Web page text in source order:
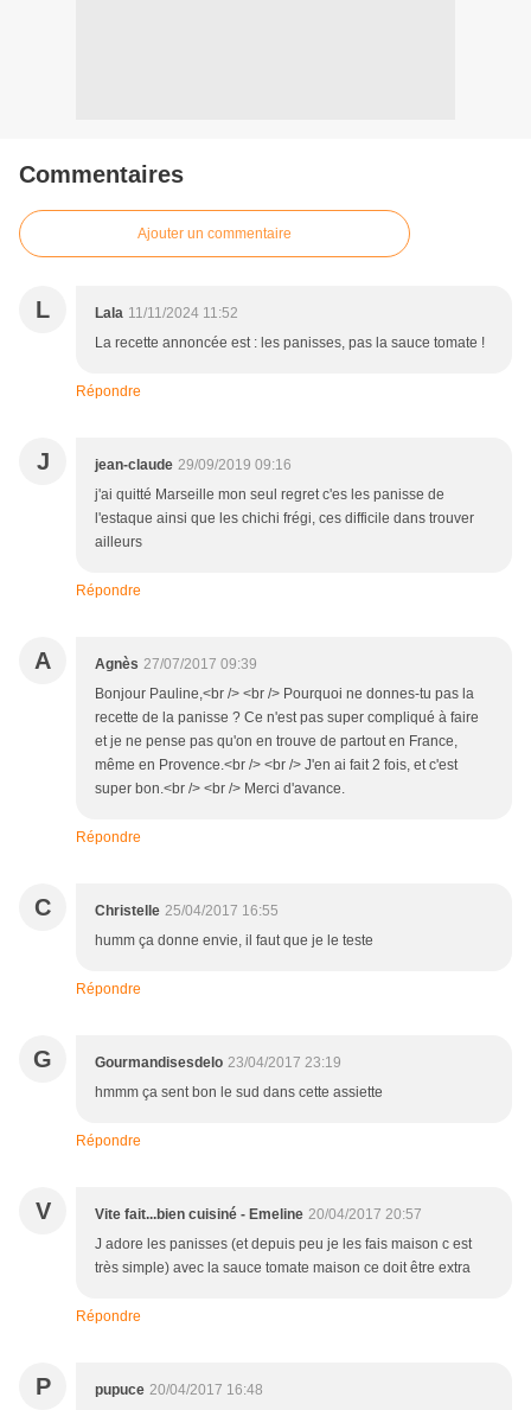
Commentaires
Ajouter un commentaire
L Lala 11/11/2024 11:52
La recette annoncée est : les panisses, pas la sauce tomate !
Répondre
J jean-claude 29/09/2019 09:16
j'ai quitté Marseille mon seul regret c'es les panisse de
l'estaque ainsi que les chichi frégi, ces difficile dans trouver
ailleurs
Répondre
A Agnès 27/07/2017 09:39
Bonjour Pauline,<br /> <br /> Pourquoi ne donnes-tu pas la
recette de la panisse ? Ce n'est pas super compliqué à faire
et je ne pense pas qu'on en trouve de partout en France,
même en Provence.<br /> <br /> J'en ai fait 2 fois, et c'est
super bon.<br /> <br /> Merci d'avance.
Répondre
C Christelle 25/04/2017 16:55
humm ça donne envie, il faut que je le teste
Répondre
G Gourmandisesdelo 23/04/2017 23:19
hmmm ça sent bon le sud dans cette assiette
Répondre
V Vite fait...bien cuisiné - Emeline 20/04/2017 20:57
J adore les panisses (et depuis peu je les fais maison c est
très simple) avec la sauce tomate maison ce doit être extra
Répondre
P pupuce 20/04/2017 16:48